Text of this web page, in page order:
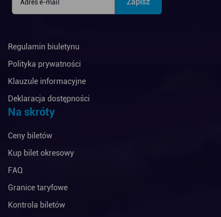
Regulamin biuletynu
Polityka prywatności
Klauzule informacyjne
Deklaracja dostępności
Na skróty
Ceny biletów
Kup bilet okresowy
FAQ
Granice taryfowe
Kontrola biletów